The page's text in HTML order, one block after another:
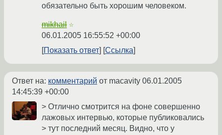
обязательно быть хорошим человеком.
mikhail ☆
06.01.2005 16:55:52 +00:00
Показать ответ
Ссылка
Ответ на: комментарий от macavity 06.01.2005
14:45:39 +00:00
> Отлично смотрится на фоне совершенно
лажовых интервью, которые публиковались
> тут последний месяц. Видно, что у